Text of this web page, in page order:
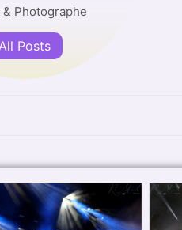
Photographe
All Posts